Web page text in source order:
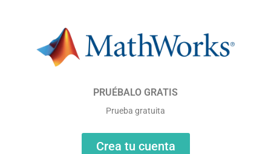
PRUÉBALO GRATIS
Prueba gratuita
Crea tu cuenta